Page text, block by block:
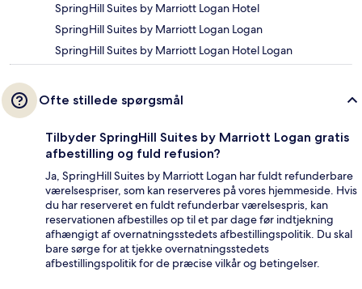
SpringHill Suites by Marriott Logan Hotel
SpringHill Suites by Marriott Logan Logan
SpringHill Suites by Marriott Logan Hotel Logan
Ofte stillede spørgsmål
Tilbyder SpringHill Suites by Marriott Logan gratis
afbestilling og fuld refusion?
Ja, SpringHill Suites by Marriott Logan har fuldt refunderbare
værelsespriser, som kan reserveres på vores hjemmeside. Hvis
du har reserveret en fuldt refunderbar værelsespris, kan
reservationen afbestilles op til et par dage før indtjekning
afhængigt af overnatningsstedets afbestillingspolitik. Du skal
bare sørge for at tjekke overnatningsstedets
afbestillingspolitik for de præcise vilkår og betingelser.